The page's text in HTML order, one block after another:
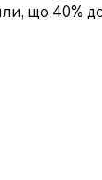
що 40%